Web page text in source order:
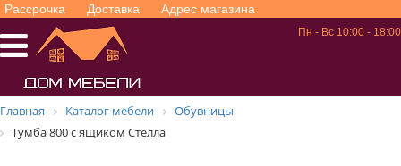
Рассрочка Доставка Адрес магазина
Пн - Вс 10:00 - 18:00
Главная Каталог мебели
Обувницы
Тумба 800 с ящиком Стелла